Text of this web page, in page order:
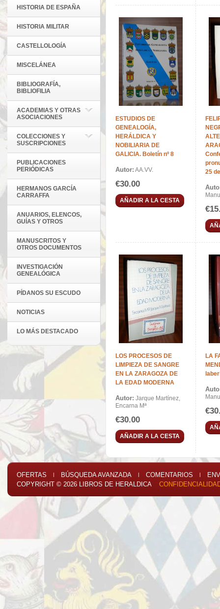
HISTORIA DE ESPAÑA
HISTORIA MILITAR
CASTELLOLOGÍA
MISCELÁNEA
BIBLIOGRAFÍA,
BIBLIOFILIA
ACADEMIAS Y OTRAS
ASOCIACIONES
COLECCIONES Y
SUSCRIPCIONES
PUBLICACIONES
PERIÓDICAS
HERMANOS GARCÍA
CARRAFFA
ANUARIOS, ELENCOS,
GUÍAS Y OTROS
MANUSCRITOS Y
OTROS DOCUMENTOS
INVESTIGACIÓN
GENEALÓGICA
PÍDANOS SU ESCUDO
NOTICIAS
LO MÁS DESTACADO
ESTUDIOS DE
GENEALOGÍA,
HERÁLDICA Y
NOBILIARIA DE
GALICIA. Boletín nº 8
Autor: AA.VV.
€30.00
AÑADIR A LA CESTA
25
LOS PROCESOS DE
LIMPIEZA DE SANGRE
EN LA ZARAGOZA DE
LA EDAD MODERNA
Autor: Jarque Martínez,
Encarna Mª
€30.00
AÑADIR A LA CESTA
LA
OFERTAS | BÚSQUEDA AVANZADA | COMENTARIOS |
COPYRIGHT © 2026
LIBROS DE HERALDICA